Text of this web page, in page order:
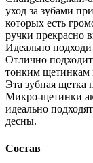
уход за зубами
которых есть
ручки прекрасно
Идеально
Отлично подходит
тонким щетинкам
Эта зубная щетка
Микро-щетинки
идеально
десны.
Состав